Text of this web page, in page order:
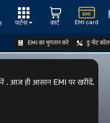
EMI card
कार्ट
पार्टनर
EMI का भुगतान करें डु नॉट कॉल
ऑफर देखें
. आज ही आसान EMI पर खरीदें.